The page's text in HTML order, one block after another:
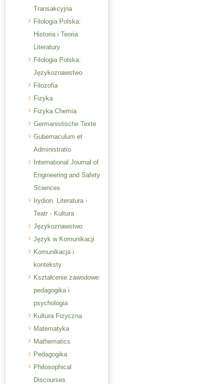
Transakcyjna
Filologia Polska:
Historia i Teoria
Literatury
Filologia Polska:
Językoznawstwo
Filozofia
Fizyka
Fizyka.Chemia
Germanistische Texte
Gubernaculum et
Administratio
International Journal of
Engineering and Safety
Sciences
Irydion. Literatura -
Teatr - Kultura
Językoznawstwo
Język w Komunikacji
Komunikacja i
konteksty
Kształcenie zawodowe:
pedagogika i
psychologia
Kultura Fizyczna
Matematyka
Mathematics
Pedagogika
Philosophical
Discourses